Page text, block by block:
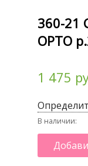
360-21
ОРТО
1 475
В наличии: